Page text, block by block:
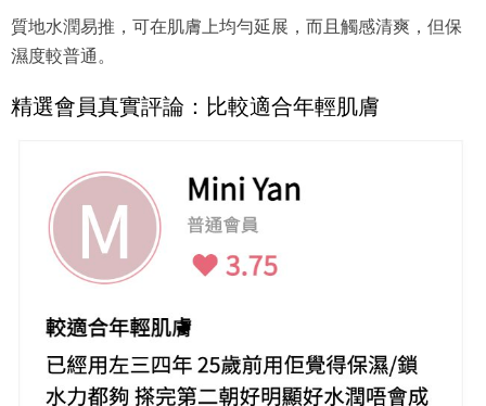
質地水潤易推，可在肌膚上均勻延展，而且觸感清爽，但保
濕度較普通。
精選會員真實評論：比較適合年輕肌膚